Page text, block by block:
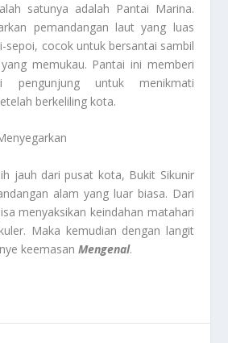
satunya adalah Pantai Marina.
pemandangan laut yang luas
sepoi, cocok untuk bersantai sambil
memukau. Pantai ini memberi
pengunjung untuk menikmati
berkeliling kota.
jauh dari pusat kota, Bukit Sikunir
alam yang luar biasa. Dari
menyaksikan keindahan matahari
Maka kemudian dengan langit
keemasanMengenal.